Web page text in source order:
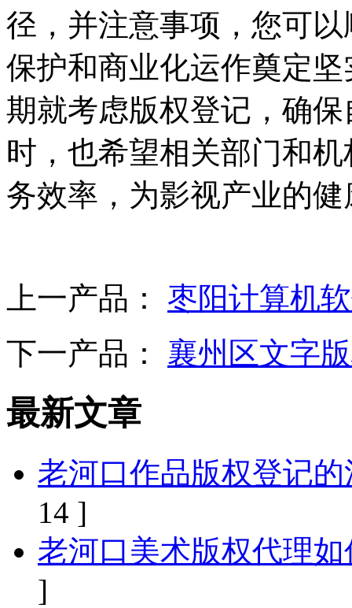
径，并注意事项，您可
保护和商业化运作奠定
期就考虑版权登记，确
时，也希望相关部门和
务效率，为影视产业的
上一产品： 枣阳计算机
下一产品： 襄州区文字
最新文章
老河口作品版权登记
14 ]
老河口美术版权代理
]